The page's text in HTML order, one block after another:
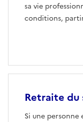
sa vie
conditions,
Retraite du
Si une